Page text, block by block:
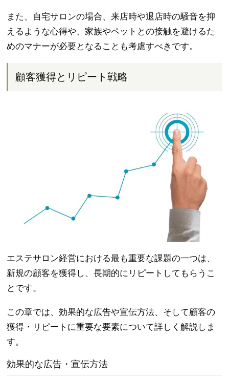
また、自宅サロンの場合、来店時や退店時の騒音を抑
えるような心得や、家族やペットとの接触を避けるた
めのマナーが必要となることも考慮すべきです。
顧客獲得とリピート戦略
エステサロン経営における最も重要な課題の一つは、
新規の顧客を獲得し、長期的にリピートしてもらうこ
とです。
この章では、効果的な広告や宣伝方法、そして顧客の
獲得・リピートに重要な要素について詳しく解説しま
す。
効果的な広告・宣伝方法